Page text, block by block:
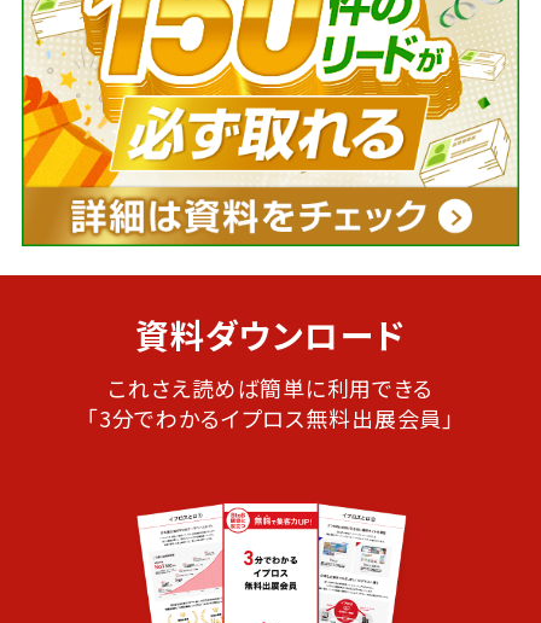
資料ダウンロード
これさえ読めば簡単に利用できる
「3分でわかるイプロス無料出展会員」